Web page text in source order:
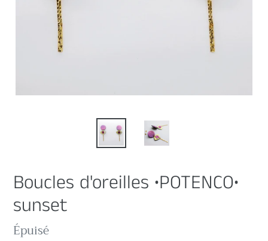
Boucles d'oreilles •POTENCO•
sunset
Prix
Épuisé